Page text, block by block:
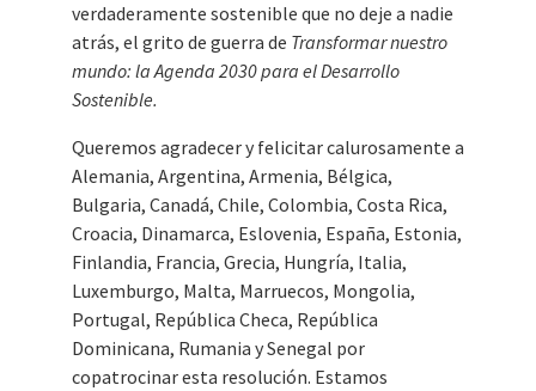
verdaderamente sostenible que no deje a nadie
atrás, el grito de guerra de Transformar nuestro
mundo: la Agenda 2030 para el Desarrollo
Sostenible.
Queremos agradecer y felicitar calurosamente a
Alemania, Argentina, Armenia, Bélgica,
Bulgaria, Canadá, Chile, Colombia, Costa Rica,
Croacia, Dinamarca, Eslovenia, España, Estonia,
Finlandia, Francia, Grecia, Hungría, Italia,
Luxemburgo, Malta, Marruecos, Mongolia,
Portugal, República Checa, República
Dominicana, Rumania y Senegal por
copatrocinar esta resolución. Estamos